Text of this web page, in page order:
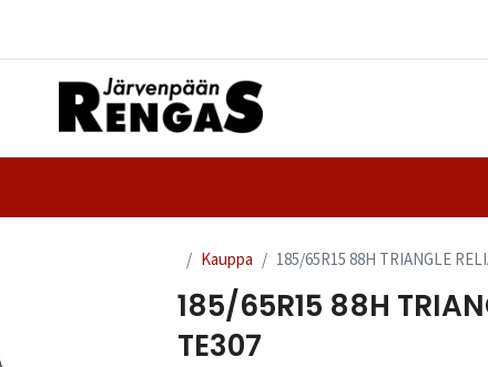
Kauppa 185/65R15 88H TRIANGLE
185/65R15 88H
TE307